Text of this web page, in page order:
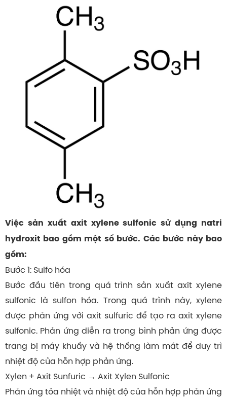
Việc sản xuất axit xylene sulfonic sử dụng natri
hydroxit bao gồm một số bước. Các bước này bao
gồm:
Bước 1: Sulfo hóa
Bước đầu tiên trong quá trình sản xuất axit xylene
sulfonic là sulfon hóa. Trong quá trình này, xylene
được phản ứng với axit sulfuric để tạo ra axit xylene
sulfonic. Phản ứng diễn ra trong bình phản ứng được
trang bị máy khuấy và hệ thống làm mát để duy trì
nhiệt độ của hỗn hợp phản ứng.
Xylen + Axit Sunfuric → Axit Xylen Sulfonic
Phản ứng tỏa nhiệt và nhiệt độ của hỗn hợp phản ứng